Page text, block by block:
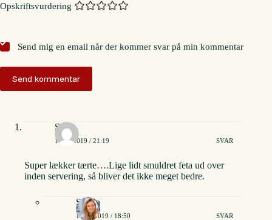
Opskriftsvurdering
Send mig en email når der kommer svar på min kommentar
Send kommentar
Sarah
14/04/2019 / 21:19 SVAR
Super lækker tærte….Lige lidt smuldret feta ud over
inden servering, så bliver det ikke meget bedre.
Stinna
15/04/2019 / 18:50 SVAR